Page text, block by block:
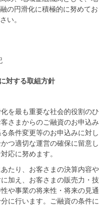
の円滑化に積極的に努めてお
い。
対する取組方針
を最も重要な社会的役割のひ
さまからのご融資のお申込み
条件変更等のお申込みに対し
つ適切な運営の確保に留意し
応に努めます。
たり、お客さまの決算内容や
加え、お客さまの販売力・技
や事業の将来性・将来の見通
に行います。ご融資の条件に